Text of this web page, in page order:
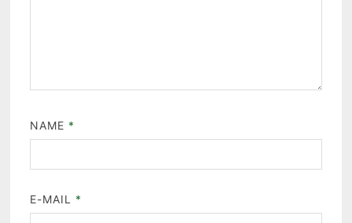
NAME *
E-MAIL *